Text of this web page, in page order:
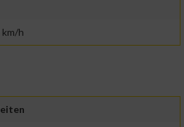
km/h